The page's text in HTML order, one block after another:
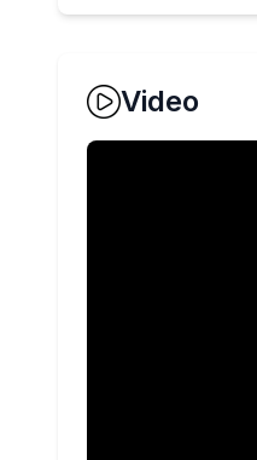
Video